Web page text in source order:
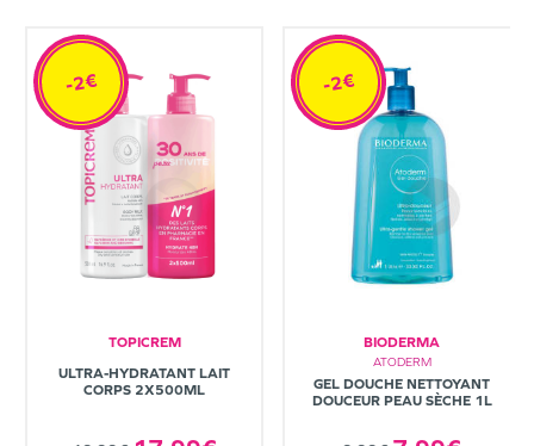
TOPICREM
ULTRA-HYDRATANT LAIT
CORPS 2X500ML
-2€
BIODERMA
ATODERM
GEL DOUCHE NETTOYANT
DOUCEUR PEAU SÈCHE 1L
-2€